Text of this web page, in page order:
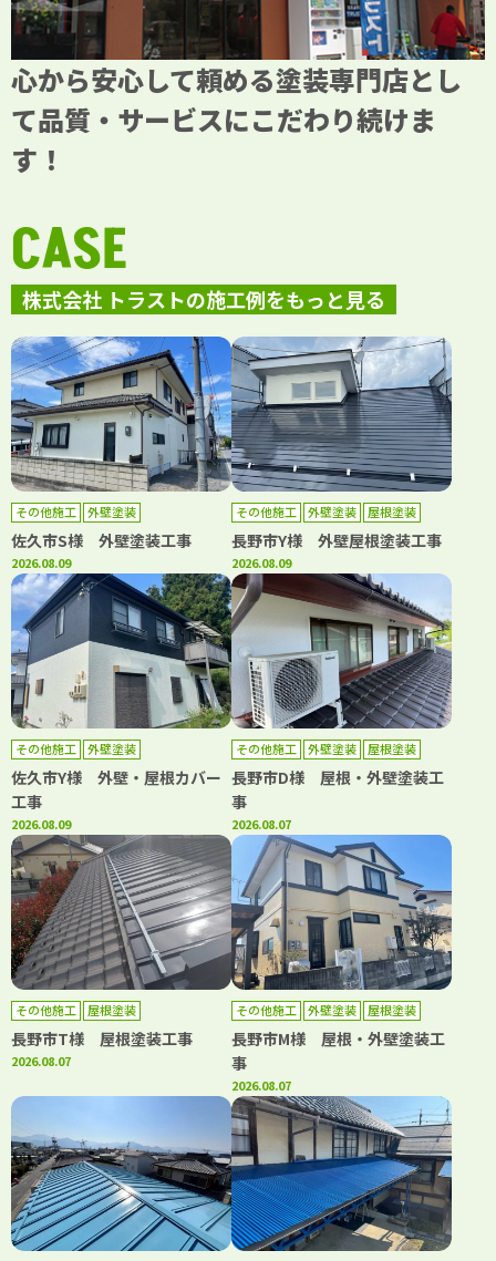
心から安心して頼める塗装専門店とし
て品質・サービスにこだわり続けま
す！
株式会社 トラストの施工例をもっと見る
CASE
その他施工 外壁塗装
佐久市S様 外壁塗装工事
2026.08.09
その他施工 外壁塗装 屋根塗装
長野市Y様 外壁屋根塗装工事
2026.08.09
その他施工 外壁塗装
佐久市Y様 外壁・屋根カバー
工事
2026.08.09
その他施工 外壁塗装 屋根塗装
長野市D様 屋根・外壁塗装工
事
2026.08.07
その他施工 屋根塗装
長野市T様 屋根塗装工事
2026.08.07
その他施工 外壁塗装 屋根塗装
長野市M様 屋根・外壁塗装工
事
2026.08.07